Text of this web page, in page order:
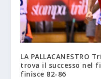
LA
trova il successo nel
finisce 82-86